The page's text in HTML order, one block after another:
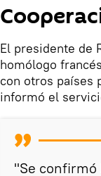
El presidente de
homólogo
con otros países
informó el
"Se confirmó